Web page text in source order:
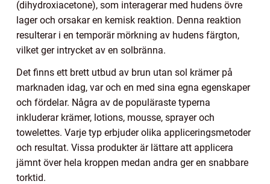
(dihydroxiacetone), som interagerar med hudens övre
lager och orsakar en kemisk reaktion. Denna reaktion
resulterar i en temporär mörkning av hudens färgton,
vilket ger intrycket av en solbränna.
Det finns ett brett utbud av brun utan sol krämer på
marknaden idag, var och en med sina egna egenskaper
och fördelar. Några av de populäraste typerna
inkluderar krämer, lotions, mousse, sprayer och
towelettes. Varje typ erbjuder olika appliceringsmetoder
och resultat. Vissa produkter är lättare att applicera
jämnt över hela kroppen medan andra ger en snabbare
torktid.